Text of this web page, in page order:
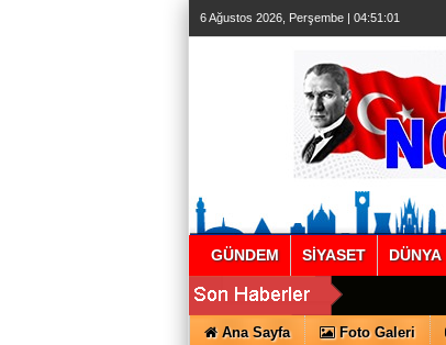
6 Ağustos 2026, Perşembe | 04:51:02
GÜNDEM SİYASET DÜNYA
Ana Sayfa Foto Galeri